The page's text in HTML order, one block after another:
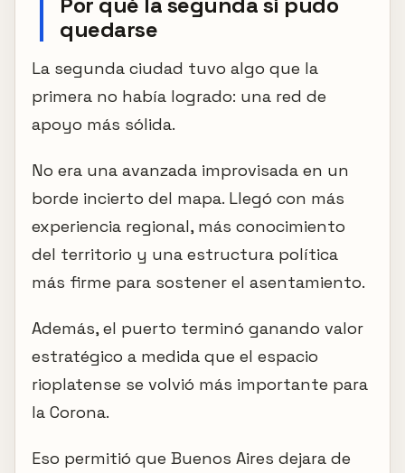
quedarse
La segunda ciudad tuvo algo que la
primera no había logrado: una red de
apoyo más sólida.
No era una avanzada improvisada en un
borde incierto del mapa. Llegó con más
experiencia regional, más conocimiento
del territorio y una estructura política
más firme para sostener el asentamiento.
Además, el puerto terminó ganando valor
estratégico a medida que el espacio
rioplatense se volvió más importante para
la Corona.
Eso permitió que Buenos Aires dejara de